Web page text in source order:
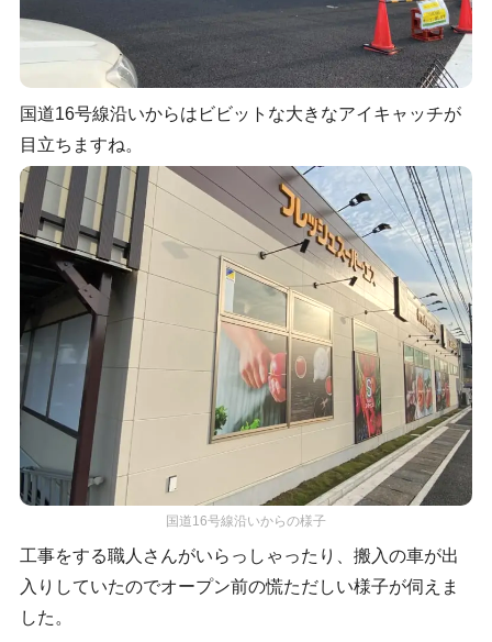
国道16号線沿いからはビビットな大きなアイキャッチが
目立ちますね。
国道16号線沿いからの様子
工事をする職人さんがいらっしゃったり、搬入の車が出
入りしていたのでオープン前の慌ただしい様子が伺えま
した。